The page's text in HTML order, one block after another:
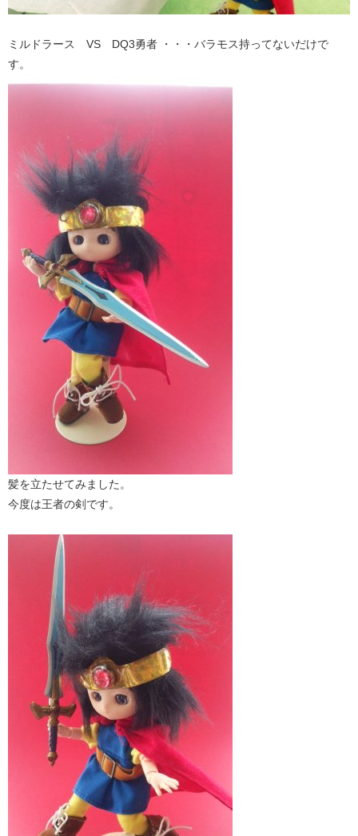
ミルドラース VS DQ3勇者 ・・・バラモス持ってないだけで
す。
髪を立たせてみました。
今度は王者の剣です。